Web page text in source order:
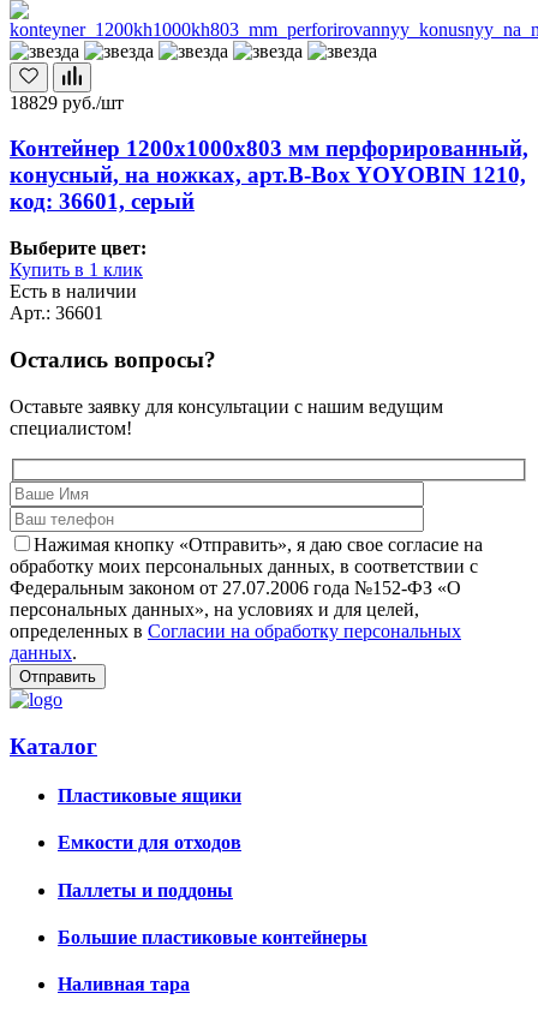
18829 руб./шт
Контейнер 1200х1000х803 мм перфорированный,
конусный, на ножках, арт.B-Box YOYOBIN 1210,
код: 36601, серый
Выберите цвет:
Купить в 1 клик
Есть в наличии
Арт.: 36601
Остались вопросы?
Оставьте заявку для консультации с нашим ведущим
специалистом!
Нажимая кнопку «Отправить», я даю свое согласие на
обработку моих персональных данных, в соответствии с
Федеральным законом от 27.07.2006 года №152-ФЗ «О
персональных данных», на условиях и для целей,
определенных в Согласии на обработку персональных
данных.
Каталог
Пластиковые ящики
Емкости для отходов
Паллеты и поддоны
Большие пластиковые контейнеры
Наливная тара